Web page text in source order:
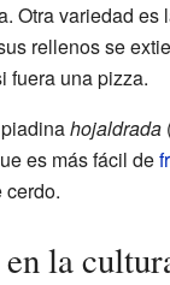
Otra variedad es
rellenos se
fuera una pizza.
hojaldrada
es más fácil de
cerdo.
la